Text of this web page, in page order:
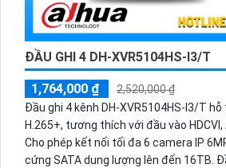
ĐẦU GHI 4 DH-XVR5104HS-I3/T
1,764,000 ₫
2,520,000 ₫
Đầu ghi 4 kênh DH-XVR5104HS-I3/T
H.265+, tương thích với đầu vào HDCVI,
Cho phép kết nối tối đa 6 camera IP
cứng SATA dung lượng lên đến 16TB.